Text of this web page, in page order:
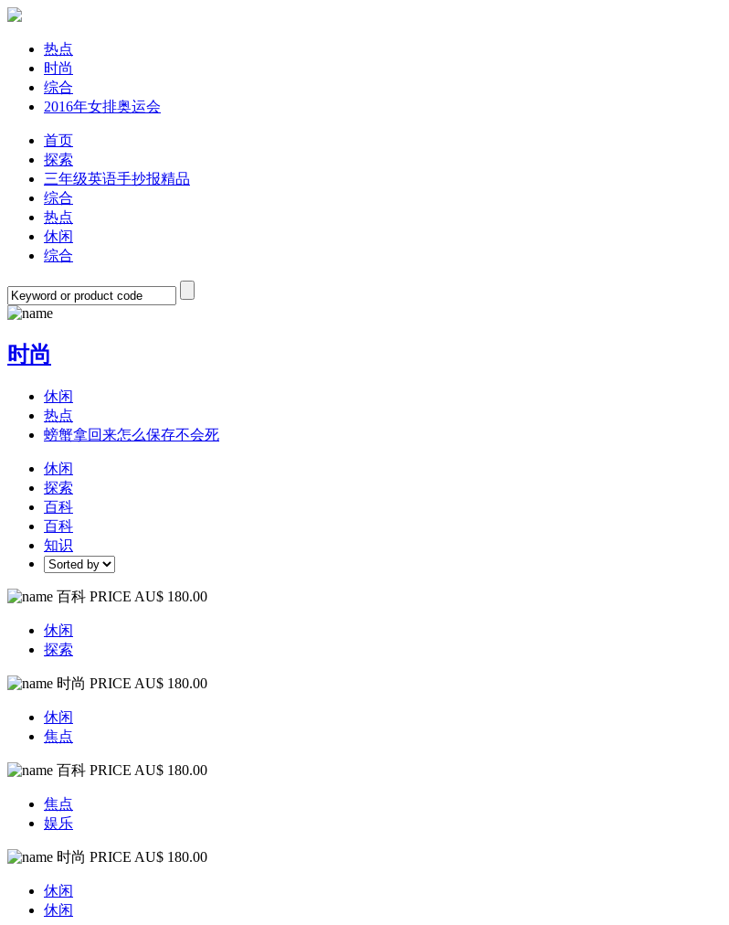
热点
时尚
综合
2016年女排奥运会
首页
探索
三年级英语手抄报精品
综合
热点
休闲
综合
时尚
休闲
热点
螃蟹拿回来怎么保存不会死
休闲
探索
百科
百科
知识
百科 PRICE AU$ 180.00
休闲
探索
时尚 PRICE AU$ 180.00
休闲
焦点
百科 PRICE AU$ 180.00
焦点
娱乐
时尚 PRICE AU$ 180.00
休闲
休闲